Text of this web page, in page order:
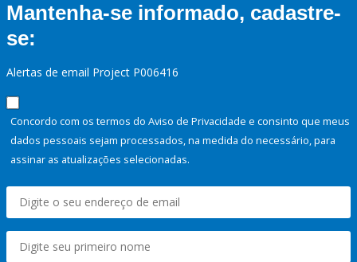
Mantenha-se informado, cadastre-
se:
Alertas de email Project P006416
Concordo com os termos do Aviso de Privacidade e consinto que meus
dados pessoais sejam processados, na medida do necessário, para
assinar as atualizações selecionadas.